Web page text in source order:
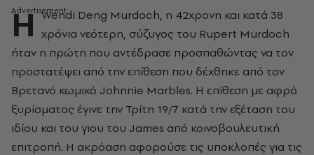
Η Wendi Deng Murdoch, η 42χρονη και κατά 38
χρόνια νεότερη, σύζυγος του Rupert Murdoch
ήταν η πρώτη που αντέδρασε προσπαθώντας να τον
προστατέψει από την επίθεση που δέχθηκε από τον
Βρετανό κωμικό Johnnie Marbles. Η επίθεση με αφρό
ξυρίσματος έγινε την Τρίτη 19/7 κατά την εξέταση του
ιδίου και του γιου του James από κοινοβουλευτική
επιτροπή. Η ακρόαση αφορούσε τις υποκλοπές για τις